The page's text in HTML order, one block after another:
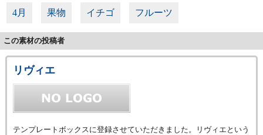
4月 果物 イチゴ フルーツ
この素材の投稿者
リヴィエ
テンプレートボックスに登録させていただきました。リヴィエという